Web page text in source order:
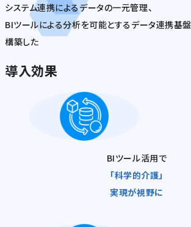
システム連携によるデータの一元管理、
BIツールによる分析を可能とするデータ連携基盤
構築した
導入効果
BIツール活用で
「科学的介護」
実現が視野に